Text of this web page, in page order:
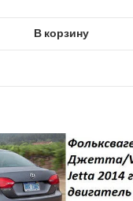
В корзину